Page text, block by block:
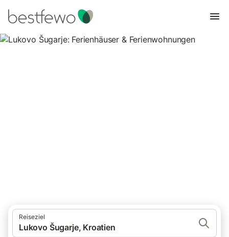
Reiseziel
Lukovo Šugarje, Kroatien